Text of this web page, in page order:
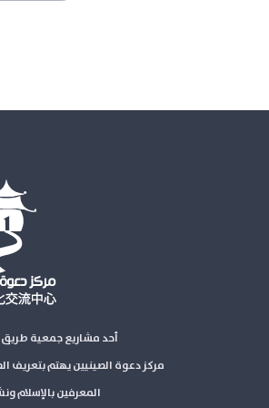
أحد مشاريع جمعية طريق
مركز دعوة الصينيين يهتم بتعريف
المعرفين بالإسلام